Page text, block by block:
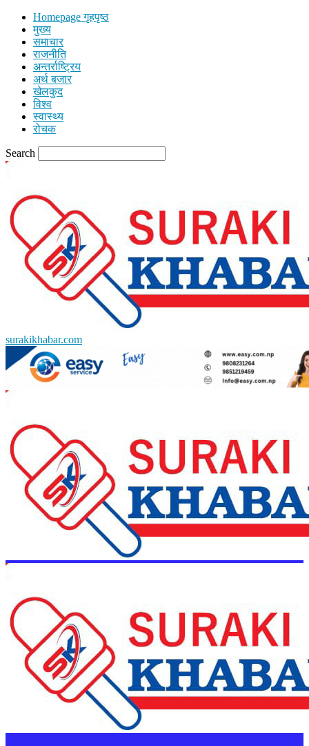
Homepage गृहपृष्ठ
मुख्य
समाचार
राजनीति
अन्तर्राष्ट्रिय
अर्थ बजार
खेलकुद
विश्व
स्वास्थ्य
रोचक
Search
surakikhabar.com